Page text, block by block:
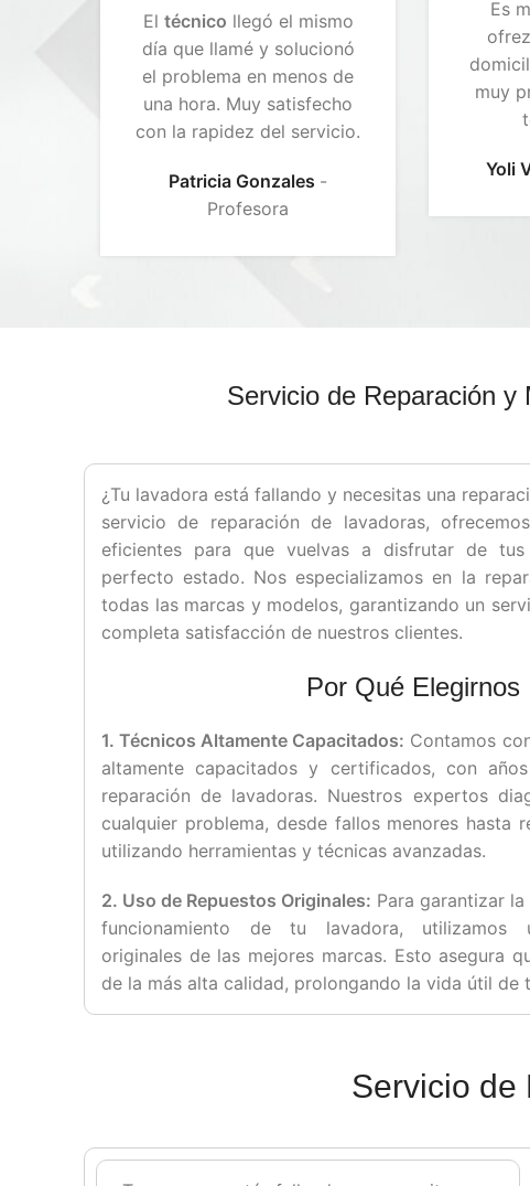
El técnico llegó el mismo
día que llamé y solucionó
el problema en menos de
una hora. Muy satisfecho
con la rapidez del servicio.
Patricia Gonzales
Profesora
Es
muy
Yoli
Servicio de Reparación
¿Tu lavadora está fallando y necesitas una
servicio de reparación de lavadoras,
eficientes para que vuelvas a disfrutar de tus
perfecto estado. Nos especializamos en la
todas las marcas y modelos, garantizando un
completa satisfacción de nuestros clientes.
Por Qué Elegirnos
1. Técnicos Altamente Capacitados: Contamos
altamente capacitados y certificados, con
reparación de lavadoras. Nuestros expertos
cualquier problema, desde fallos menores hasta
utilizando herramientas y técnicas avanzadas.
2. Uso de Repuestos Originales: Para garantizar
funcionamiento de tu lavadora, utilizamos
originales de las mejores marcas. Esto asegura
de la más alta calidad, prolongando la vida útil de
Servicio de